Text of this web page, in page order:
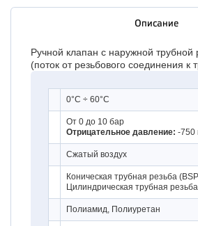
Описание
Ручной клапан с наружной трубной
(поток от резьбового соединения к
0°C ÷ 60°C
От 0 до 10 бар
Отрицательное давление: -750
Сжатый воздух
Коническая трубная резьба
Цилиндрическая трубная
Полиамид, Полиуретан